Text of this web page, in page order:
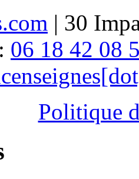
| 30
06 18 42 08
Politique